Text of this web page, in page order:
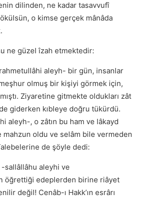
dilinden, ne kadar tasavvufî
o kimse gerçek mânâda
ne güzel îzah etmektedir:
aleyh- bir gün, insanlar
olmuş bir kişiyi görmek için,
Ziyaretine gitmekte oldukları zât
giderken kıbleye doğru tükürdü.
aleyh-, o zâtın bu ham ve lâkayd
mahzun oldu ve selâm bile vermeden
de şöyle dedi:
-sallâllâhu aleyhi ve
öğrettiği edeplerden birine riâyet
değil! Cenâb-ı Hakk’ın esrârı